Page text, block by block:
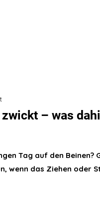
– was
Tag auf den Beinen?
wenn das Ziehen oder